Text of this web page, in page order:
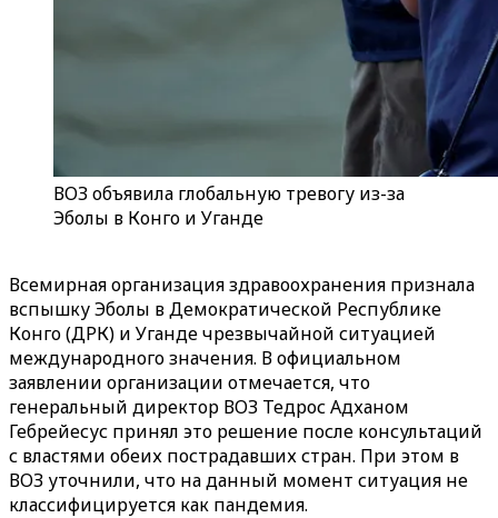
ВОЗ объявила глобальную тревогу из-за
Эболы в Конго и Уганде
Всемирная организация здравоохранения признала
вспышку Эболы в Демократической Республике
Конго (ДРК) и Уганде чрезвычайной ситуацией
международного значения. В официальном
заявлении организации отмечается, что
генеральный директор ВОЗ Тедрос Адханом
Гебрейесус принял это решение после консультаций
с властями обеих пострадавших стран. При этом в
ВОЗ уточнили, что на данный момент ситуация не
классифицируется как пандемия.